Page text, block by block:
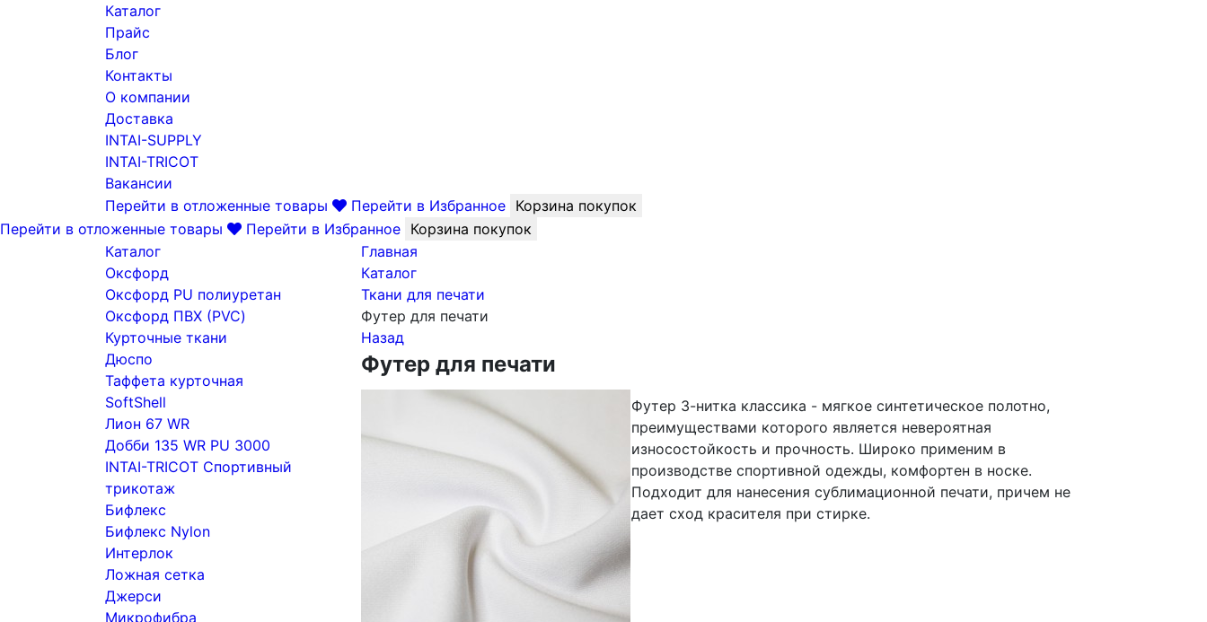
Каталог
Прайс
Блог
Контакты
О компании
Доставка
INTAI-SUPPLY
INTAI-TRICOT
Вакансии
Перейти в отложенные товары
Перейти в Избранное Корзина покупок
Перейти в отложенные товары
Перейти в Избранное Корзина покупок
Каталог
Оксфорд
Оксфорд PU полиуретан
Оксфорд ПВХ (PVC)
Курточные ткани
Дюспо
Таффета курточная
SoftShell
Лион 67 WR
Добби 135 WR PU 3000
INTAI-TRICOT Спортивный
трикотаж
Бифлекс
Бифлекс Nylon
Интерлок
Ложная сетка
Джерси
Микрофибра
Главная
Каталог
Ткани для печати
Футер для печати
Назад
Футер для печати
Футер 3-нитка классика - мягкое синтетическое полотно,
преимуществами которого является невероятная
износостойкость и прочность. Широко применим в
производстве спортивной одежды, комфортен в носке.
Подходит для нанесения сублимационной печати, причем не
дает сход красителя при стирке.